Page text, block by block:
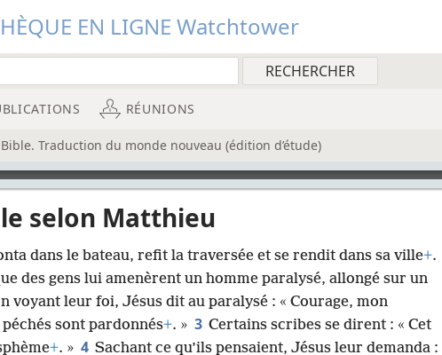
EN LIGNE Watchtower
RÉUNIONS
Bible. Traduction du monde nouveau (édition d’étude)
selon Matthieu
dans le bateau, refit la traversée et se rendit dans sa ville+.
des gens lui amenèrent un homme paralysé, allongé sur un
voyant leur foi, Jésus dit au paralysé : « Courage, mon
sont pardonnés+. » 3 Certains scribes se dirent : « Cet
+. » 4 Sachant ce qu’ils pensaient, Jésus leur demanda :